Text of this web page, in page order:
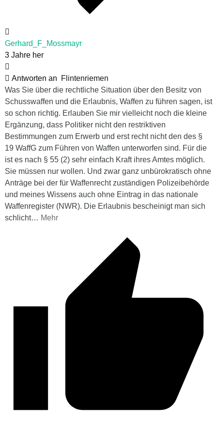
Gerhard_F_Mossmayr
3 Jahre her
Antworten an
Flintenriemen
Was Sie über die rechtliche Situation über den Besitz von
Schusswaffen und die Erlaubnis, Waffen zu führen sagen, ist
so schon richtig. Erlauben Sie mir vielleicht noch die kleine
Ergänzung, dass Politiker nicht den restriktiven
Bestimmungen zum Erwerb und erst recht nicht den des §
19 WaffG zum Führen von Waffen unterworfen sind. Für die
ist es nach § 55 (2) sehr einfach Kraft ihres Amtes möglich.
Sie müssen nur wollen. Und zwar ganz unbürokratisch ohne
Anträge bei der für Waffenrecht zuständigen Polizeibehörde
und meines Wissens auch ohne Eintrag in das nationale
Waffenregister (NWR). Die Erlaubnis bescheinigt man sich
schlicht… Mehr